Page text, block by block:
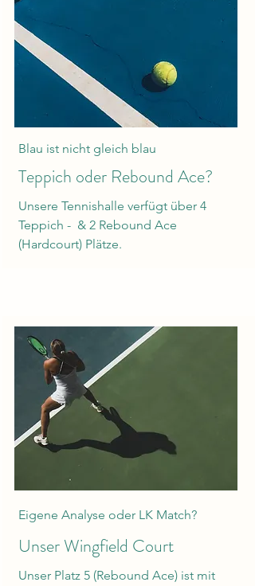
Blau ist nicht gleich blau
Teppich oder Rebound Ace?
Unsere Tennishalle verfügt über 4
Teppich - & 2 Rebound Ace
(Hardcourt) Plätze.
Eigene Analyse oder LK Match?
Unser Wingfield Court
Unser Platz 5 (Rebound Ace) ist mit